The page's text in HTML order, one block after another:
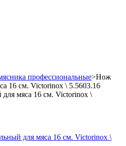
профессиональные>Нож
16 см. Victorinox \ 5.5603.16